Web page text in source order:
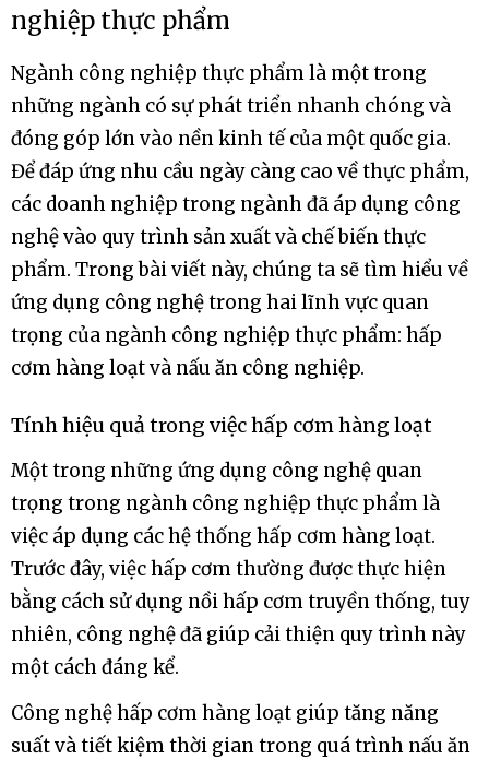
nghiệp thực phẩm
Ngành công nghiệp thực phẩm là một trong
những ngành có sự phát triển nhanh chóng và
đóng góp lớn vào nền kinh tế của một quốc gia.
Để đáp ứng nhu cầu ngày càng cao về thực phẩm,
các doanh nghiệp trong ngành đã áp dụng công
nghệ vào quy trình sản xuất và chế biến thực
phẩm. Trong bài viết này, chúng ta sẽ tìm hiểu về
ứng dụng công nghệ trong hai lĩnh vực quan
trọng của ngành công nghiệp thực phẩm: hấp
cơm hàng loạt và nấu ăn công nghiệp.
Tính hiệu quả trong việc hấp cơm hàng loạt
Một trong những ứng dụng công nghệ quan
trọng trong ngành công nghiệp thực phẩm là
việc áp dụng các hệ thống hấp cơm hàng loạt.
Trước đây, việc hấp cơm thường được thực hiện
bằng cách sử dụng nồi hấp cơm truyền thống, tuy
nhiên, công nghệ đã giúp cải thiện quy trình này
một cách đáng kể.
Công nghệ hấp cơm hàng loạt giúp tăng năng
suất và tiết kiệm thời gian trong quá trình nấu ăn